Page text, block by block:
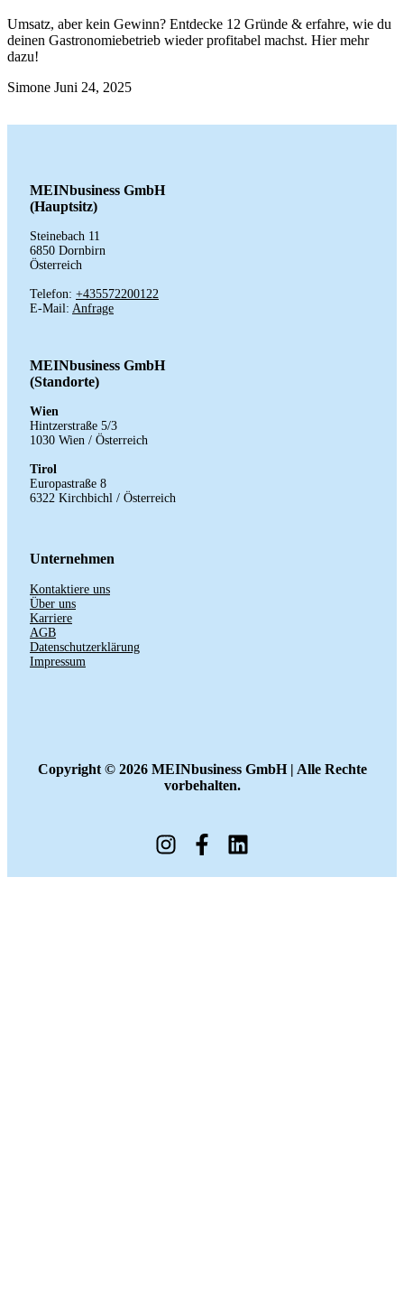
Umsatz, aber kein Gewinn? Entdecke 12 Gründe & erfahre, wie du
deinen Gastronomiebetrieb wieder profitabel machst. Hier mehr
dazu!
Simone Juni 24, 2025
MEINbusiness GmbH
(Hauptsitz)
Steinebach 11
6850 Dornbirn
Österreich
Telefon: +435572200122
E-Mail: Anfrage
MEINbusiness GmbH
(Standorte)
Wien
Hintzerstraße 5/3
1030 Wien / Österreich
Tirol
Europastraße 8
6322 Kirchbichl / Österreich
Unternehmen
Kontaktiere uns
Über uns
Karriere
AGB
Datenschutzerklärung
Impressum
Copyright ©2026 MEINbusiness GmbH | Alle Rechte
vorbehalten.